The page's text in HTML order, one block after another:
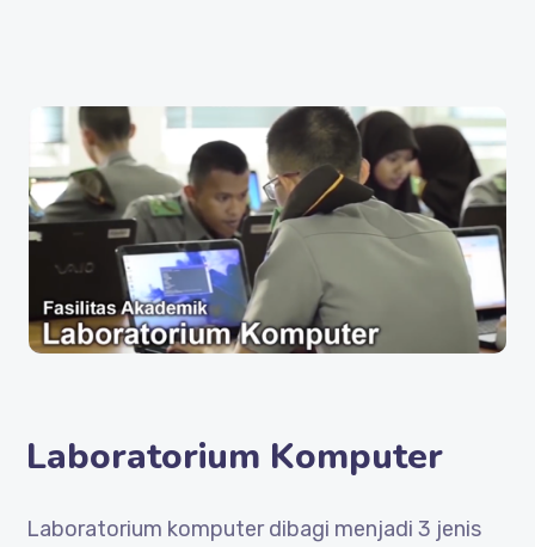
Laboratorium Komputer
Laboratorium komputer dibagi menjadi 3 jenis